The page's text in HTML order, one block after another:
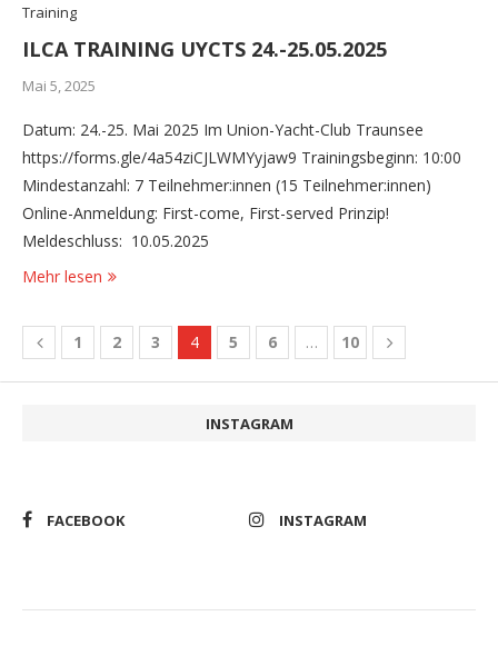
Training
ILCA TRAINING UYCTS 24.-25.05.2025
Mai 5, 2025
Datum: 24.-25. Mai 2025 Im Union-Yacht-Club Traunsee
https://forms.gle/4a54ziCJLWMYyjaw9 Trainingsbeginn: 10:00
Mindestanzahl: 7 Teilnehmer:innen (15 Teilnehmer:innen)
Online-Anmeldung: First-come, First-served Prinzip!
Meldeschluss: 10.05.2025
Mehr lesen
1 2 3 4 5 6 … 10
INSTAGRAM
FACEBOOK INSTAGRAM